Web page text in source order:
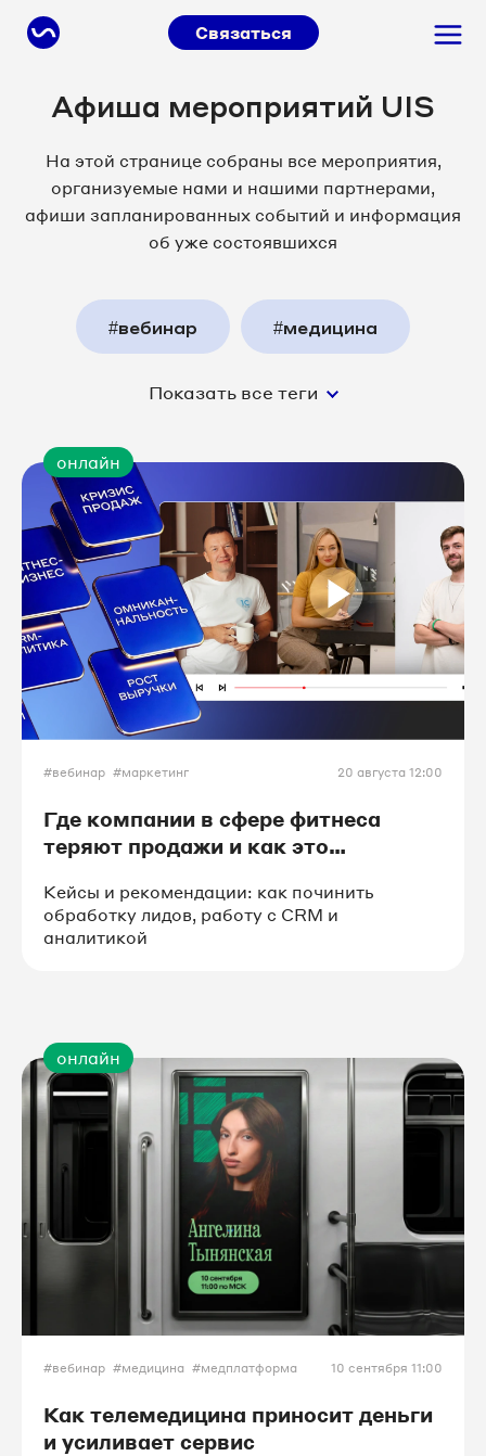
Связаться
Афиша мероприятий UIS
На этой странице собраны все мероприятия,
организуемые нами и нашими партнерами,
афиши запланированных событий и информация
об уже состоявшихся
#вебинар #медицина
#медплатформа #маркетинг
#партнеры
#бизнес-завтрак #конференция
#Битрикс24 #meetup
#бизнес-игра
#аналитика_рекламы #ОМНИ
#интеграторы #ИИ
#франшиза
Показать все теги
онлайн
#вебинар #маркетинг 20 августа 12:00
Где компании в сфере фитнеса
теряют продажи и как это
Кейсы и рекомендации: как починить
обработку лидов, работу с CRM и
аналитикой
онлайн
#вебинар #медицина #медплатформа 10 сентября 11:00
Как телемедицина приносит деньги
и усиливает сервис